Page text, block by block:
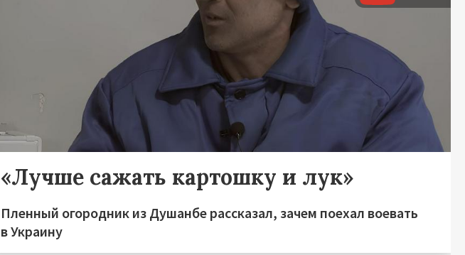
«Лучше сажать картошку и лук»
Пленный огородник из Душанбе рассказал, зачем поехал воевать
в Украину